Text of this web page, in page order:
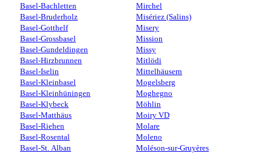
Basel-Bachletten
Basel-Bruderholz
Basel-Gotthelf
Basel-Grossbasel
Basel-Gundeldingen
Basel-Hirzbrunnen
Basel-Iselin
Basel-Kleinbasel
Basel-Kleinhüningen
Basel-Klybeck
Basel-Matthäus
Basel-Riehen
Basel-Rosental
Basel-St. Alban
Mirchel
Misériez (Salins)
Misery
Mission
Missy
Mitlödi
Mittelhäusern
Mogelsberg
Moghegno
Möhlin
Moiry VD
Molare
Moleno
Moléson-sur-Gruyères